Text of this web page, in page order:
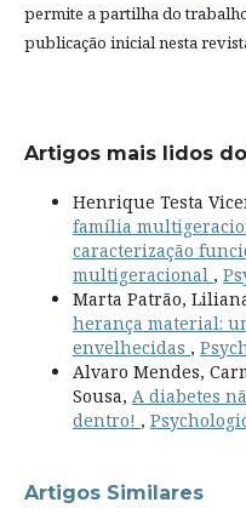
permite a partilha do
publicação inicial nesta
Artigos mais lidos
Henrique Testa
família
caracterização
multigeracional ,
Marta Patrão,
herança material:
envelhecidas ,
Alvaro Mendes,
Sousa, A diabetes
dentro! ,
Artigos Similares